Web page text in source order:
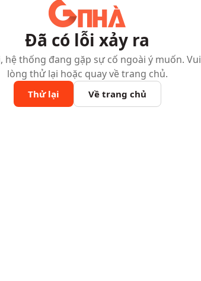
Đã có lỗi xảy ra
hệ thống đang gặp sự cố ngoài ý muốn. Vui
lòng thử lại hoặc quay về trang chủ.
Thử lại Về trang chủ